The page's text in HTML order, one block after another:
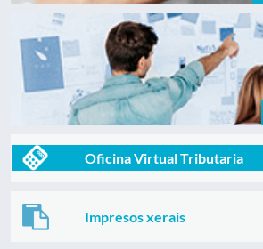
Oficina Virtual Tributaria
Impresos xerais